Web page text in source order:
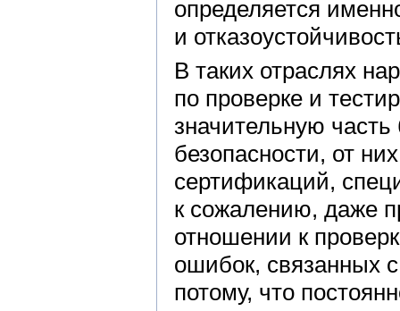
определяется
и
В таких отраслях
по проверке и
значительную
безопасности, от
сертификаций,
к сожалению, даже
отношении к
ошибок, связанных
потому, что